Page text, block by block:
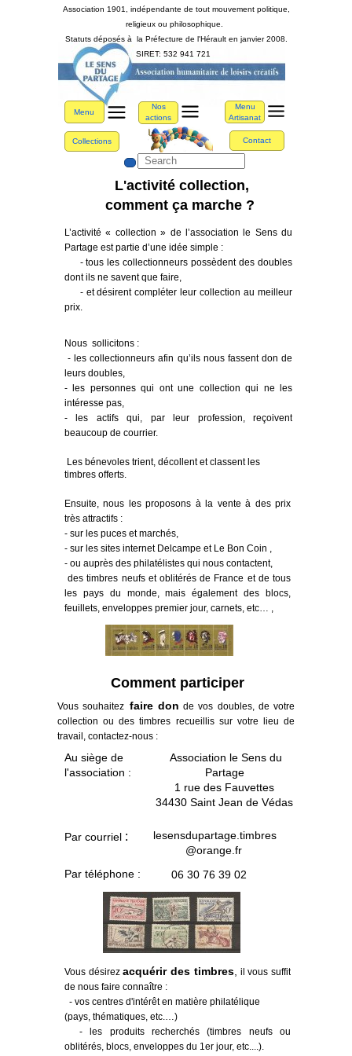
Collections
Association 1901, indépendante de tout mouvement politique,
religieux ou philosophique.
Statuts déposés à la Préfecture de l'Hérault en janvier 2008.
SIRET: 532 941 721
Menu
Artisanat
Menu
Nos
actions
Nos actions contre le Covid-19
Contact
Vous désirezacquérir des timbres, il vous suffit
de nous faire connaître :
- vos centres d'intérêt en matière philatélique
(pays, thématiques, etc.…)
- les produits recherchés (timbres neufs ou
oblitérés, blocs, enveloppes du 1er jour, etc....).
Par courriel :
06 30 76 39 02
Par téléphone :
Association le Sens du
Partage
1 rue des Fauvettes
34430 Saint Jean de Védas
Au siège de
l'association :
lesensdupartage.timbres
@orange.fr
Vous souhaitez faire don de vos doubles, de votre
collection ou des timbres recueillis sur votre lieu de
travail, contactez-nous :
Comment participer
L'activité collection,
comment ça marche ?
Les bénevoles trient, décollent et classent les
timbres offerts.
Ensuite, nous les proposons à la vente à des prix
très attractifs :
- sur les puces et marchés,
- sur les sites internet Delcampe et Le Bon Coin ,
- ou auprès des philatélistes qui nous contactent,
des timbres neufs et oblitérés de France et de tous
les pays du monde, mais également des blocs,
feuillets, enveloppes premier jour, carnets, etc… ,
Et aussi d'autres articles de collection,
comme les capsules de champagne, les
monnaie, etc…
Nous sollicitons :
- les collectionneurs afin qu’ils nous fassent don de
leurs doubles,
- les personnes qui ont une collection qui ne les
intéresse pas,
- les actifs qui, par leur profession, reçoivent
beaucoup de courrier.
L’activité « collection » de l’association le Sens du
Partage est partie d’une idée simple :
- tous les collectionneurs possèdent des doubles
dont ils ne savent que faire,
- et désirent compléter leur collection au meilleur
prix.